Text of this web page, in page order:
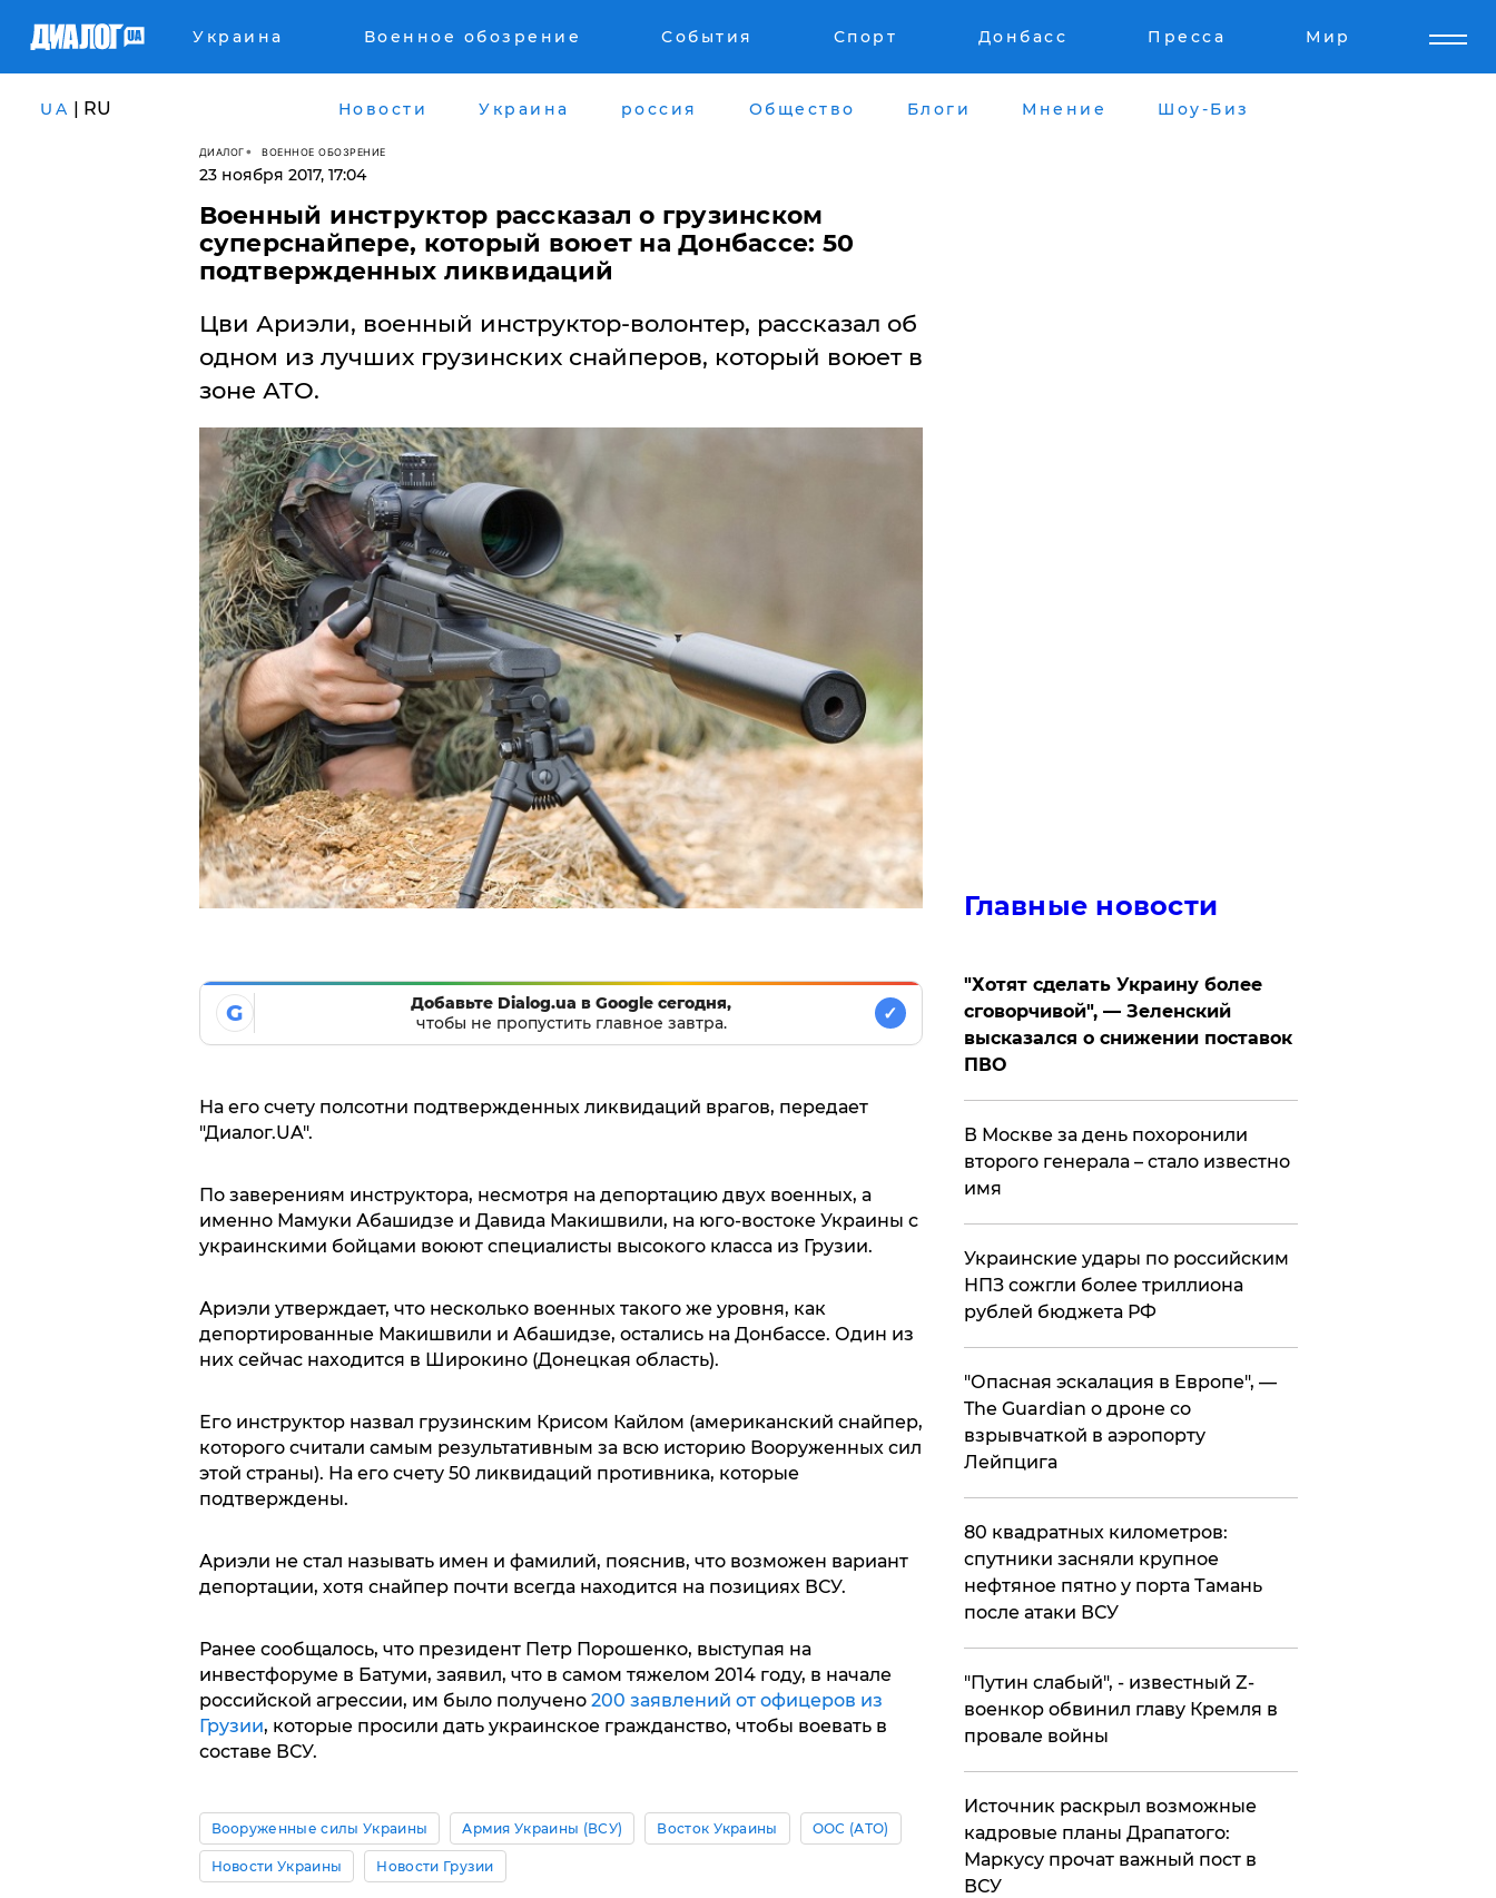
Украина Военное обозрение События Спорт Донбасс Пресса Мир
UA | RU Новости Украина россия Общество Блоги Мнение Шоу-Биз
ДИАЛОГ ВОЕННОЕ ОБОЗРЕНИЕ
23 ноября 2017, 17:04
Военный инструктор рассказал о грузинском
суперснайпере, который воюет на Донбассе: 50
подтвержденных ликвидаций
Цви Ариэли, военный инструктор-волонтер, рассказал об
одном из лучших грузинских снайперов, который воюет в
зоне АТО.
G
Добавьте Dialog.ua в Google сегодня,
чтобы не пропустить главное завтра.
✓
На его счету полсотни подтвержденных ликвидаций врагов, передает
"Диалог.UA".
По заверениям инструктора, несмотря на депортацию двух военных, а
именно Мамуки Абашидзе и Давида Макишвили, на юго-востоке Украины с
украинскими бойцами воюют специалисты высокого класса из Грузии.
Ариэли утверждает, что несколько военных такого же уровня, как
депортированные Макишвили и Абашидзе, остались на Донбассе. Один из
них сейчас находится в Широкино (Донецкая область).
Его инструктор назвал грузинским Крисом Кайлом (американский снайпер,
которого считали самым результативным за всю историю Вооруженных сил
этой страны). На его счету 50 ликвидаций противника, которые
подтверждены.
Ариэли не стал называть имен и фамилий, пояснив, что возможен вариант
депортации, хотя снайпер почти всегда находится на позициях ВСУ.
Ранее сообщалось, что президент Петр Порошенко, выступая на
инвестфоруме в Батуми, заявил, что в самом тяжелом 2014 году, в начале
российской агрессии, им было получено 200 заявлений от офицеров из
Грузии, которые просили дать украинское гражданство, чтобы воевать в
составе ВСУ.
Вооруженные силы Украины Армия Украины (ВСУ) Восток Украины ООС (АТО)
Новости Украины Новости Грузии
Главные новости
​"Хотят сделать Украину более
сговорчивой", — Зеленский
высказался о снижении поставок
ПВО
В Москве за день похоронили
второго генерала – стало известно
имя
Украинские удары по российским
НПЗ сожгли более триллиона
рублей бюджета РФ
"Опасная эскалация в Европе", —
The Guardian о дроне со
взрывчаткой в аэропорту
Лейпцига
80 квадратных километров:
спутники засняли крупное
нефтяное пятно у порта Тамань
после атаки ВСУ
​"Путин слабый", - известный Z-
военкор обвинил главу Кремля в
провале войны
​Источник раскрыл возможные
кадровые планы Драпатого:
Маркусу прочат важный пост в
ВСУ